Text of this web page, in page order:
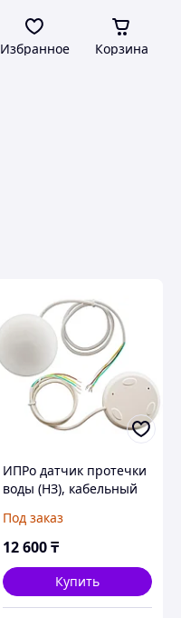
Избранное Корзина
ИПРо датчик протечки
воды (НЗ), кабельный
Извещатель утечки
воды
Под заказ
12 600₸
Купить